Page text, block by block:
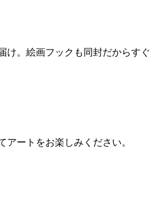
け。絵画フックも同封だからすぐ
アートをお楽しみください。